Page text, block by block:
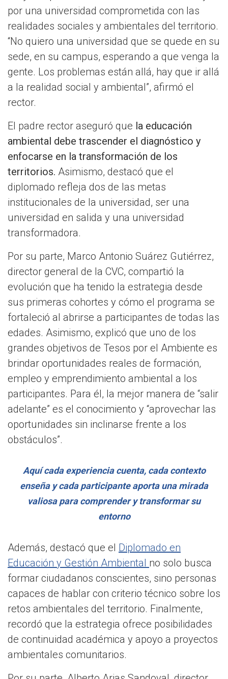
por una universidad comprometida con las
realidades sociales y ambientales del territorio.
“No quiero una universidad que se quede en su
sede, en su campus, esperando a que venga la
gente. Los problemas están allá, hay que ir allá
a la realidad social y ambiental”, afirmó el
rector.
El padre rector aseguró que la educación
ambiental debe trascender el diagnóstico y
enfocarse en la transformación de los
territorios. Asimismo, destacó que el
diplomado refleja dos de las metas
institucionales de la universidad, ser una
universidad en salida y una universidad
transformadora.
Por su parte, Marco Antonio Suárez Gutiérrez,
director general de la CVC, compartió la
evolución que ha tenido la estrategia desde
sus primeras cohortes y cómo el programa se
fortaleció al abrirse a participantes de todas las
edades. Asimismo, explicó que uno de los
grandes objetivos de Tesos por el Ambiente es
brindar oportunidades reales de formación,
empleo y emprendimiento ambiental a los
participantes. Para él, la mejor manera de “salir
adelante” es el conocimiento y “aprovechar las
oportunidades sin inclinarse frente a los
obstáculos”.
Aquí cada experiencia cuenta, cada contexto
enseña y cada participante aporta una mirada
valiosa para comprender y transformar su
entorno
Además, destacó que el Diplomado en
Educación y Gestión Ambiental no solo busca
formar ciudadanos conscientes, sino personas
capaces de hablar con criterio técnico sobre los
retos ambientales del territorio. Finalmente,
recordó que la estrategia ofrece posibilidades
de continuidad académica y apoyo a proyectos
ambientales comunitarios.